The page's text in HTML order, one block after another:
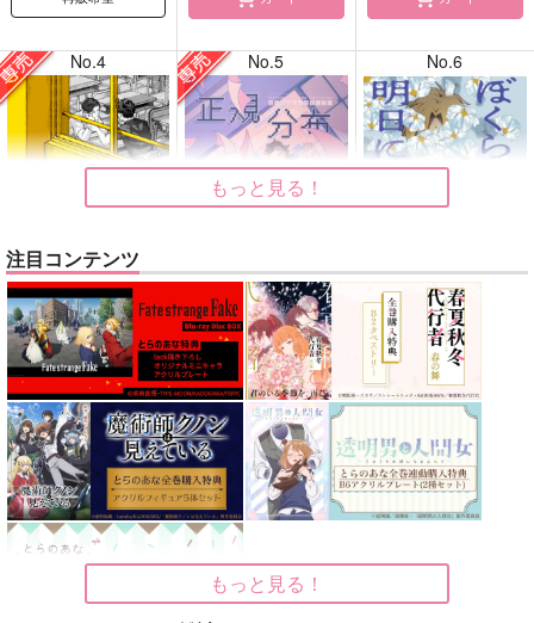
No.4
告白
ガヤ
専売 1,415円（税込）
ひゃくえむ。
小宮×トガシ
サンプル
カート
No.5
正規分布の外側
九十九
専売 630円（税込）
鬼滅の刃
不死川実弥×不死川玄弥
サンプル
No.6
ぼくらはシスタス、明
日には死ぬ花
kobashiri
1,760円 （税込）
メダリスト
夜鷹純×明浦路司
サンプル
No.7 No.8 No.9
もっと見る！
注目コンテンツ
もっと見る！